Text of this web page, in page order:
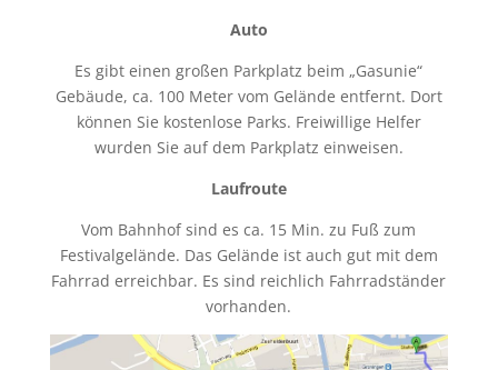
Auto
Es gibt einen großen Parkplatz beim „Gasunie“
Gebäude, ca. 100 Meter vom Gelände entfernt. Dort
können Sie kostenlose Parks. Freiwillige Helfer
wurden Sie auf dem Parkplatz einweisen.
Laufroute
Vom Bahnhof sind es ca. 15 Min. zu Fuß zum
Festivalgelände. Das Gelände ist auch gut mit dem
Fahrrad erreichbar. Es sind reichlich Fahrradständer
vorhanden.